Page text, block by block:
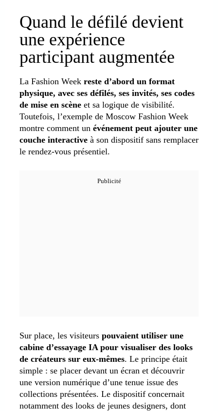
Quand le défilé devient
une expérience
participant augmentée
La Fashion Week reste d’abord un format
physique, avec ses défilés, ses invités, ses codes
de mise en scène et sa logique de visibilité.
Toutefois, l’exemple de Moscow Fashion Week
montre comment un événement peut ajouter une
couche interactive à son dispositif sans remplacer
le rendez-vous présentiel.
Sur place, les visiteurs pouvaient utiliser une
cabine d’essayage IA pour visualiser des looks
de créateurs sur eux-mêmes. Le principe était
simple : se placer devant un écran et découvrir
une version numérique d’une tenue issue des
collections présentées. Le dispositif concernait
notamment des looks de jeunes designers, dont